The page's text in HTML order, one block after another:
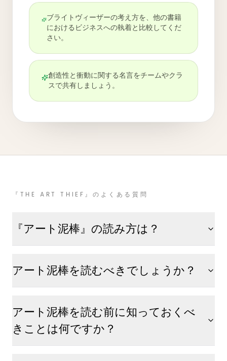
ブライトヴィーザーの考え方を、他の書籍
におけるビジネスへの執着と比較してくだ
さい。
創造性と衝動に関する名言をチームやクラ
スで共有しましょう。
『THE ART THIEF』のよくある質問
『アート泥棒』の読み方は？
アート泥棒を読むべきでしょうか？
アート泥棒を読む前に知っておくべ
きことは何ですか？